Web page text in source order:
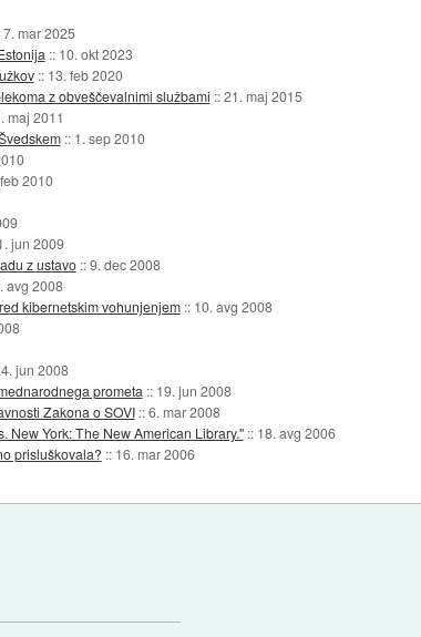
7. mar 2025
:: 10. okt 2023
:: 13. feb 2020
z obveščevalnimi službami ::21. maj 2015
maj 2011
:: 1. sep 2010
2010
jun 2009
z ustavo ::9. dec 2008
avg 2008
kibernetskim vohunjenjem :: 10. avg 2008
jun 2008
prometa :: 19. jun 2008
Zakona o SOVI ::6. mar 2008
New York: The New American Library." :: 18. avg 2006
prisluškovala? :: 16. mar 2006